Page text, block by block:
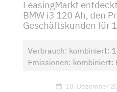
LeasingMarkt
BMW i3 120 Ah, den
Geschäftskunden für
Verbrauch: kombiniert:
Emissionen: kombiniert:
18. Dezember